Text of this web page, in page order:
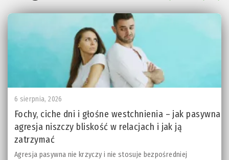
6 sierpnia, 2026
Fochy, ciche dni i głośne westchnienia – jak pasywna
agresja niszczy bliskość w relacjach i jak ją
zatrzymać
Agresja pasywna nie krzyczy i nie stosuje bezpośredniej